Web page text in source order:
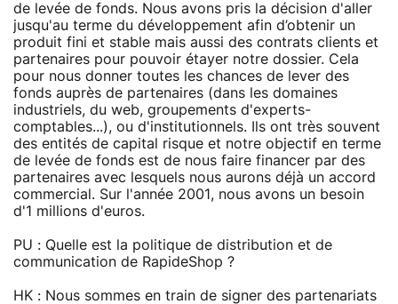
de levée de fonds. Nous avons pris la décision d'aller
jusqu'au terme du développement afin d’obtenir un
produit fini et stable mais aussi des contrats clients et
partenaires pour pouvoir étayer notre dossier. Cela
pour nous donner toutes les chances de lever des
fonds auprès de partenaires (dans les domaines
industriels, du web, groupements d'experts-
comptables...), ou d'institutionnels. Ils ont très souvent
des entités de capital risque et notre objectif en terme
de levée de fonds est de nous faire financer par des
partenaires avec lesquels nous aurons déjà un accord
commercial. Sur l'année 2001, nous avons un besoin
d'1 millions d'euros.
PU : Quelle est la politique de distribution et de
communication de RapideShop ?
HK : Nous sommes en train de signer des partenariats